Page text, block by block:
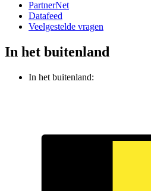
PartnerNet
Datafeed
Veelgestelde vragen
In het buitenland
In het buitenland: